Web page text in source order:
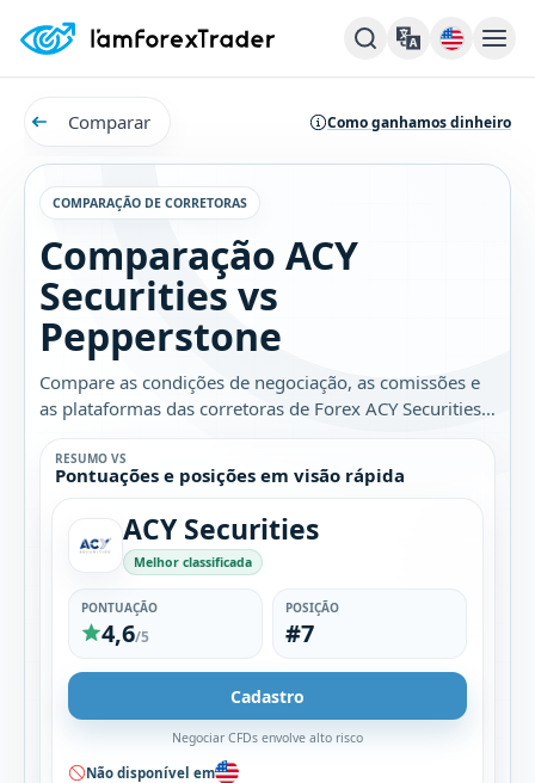
Comparar Como ganhamos dinheiro
COMPARAÇÃO DE CORRETORAS
Comparação ACY
Securities vs
Pepperstone
Compare as condições de negociação, as comissões e
as plataformas das corretoras de Forex ACY Securities e
Pepperstone. Descubra qual é a melhor opção para
você.
RESUMO VS
Pontuações e posições em visão rápida
ACY Securities
Melhor classificada
PONTUAÇÃO
4,6/5
POSIÇÃO
#7
Cadastro
Negociar CFDs envolve alto risco
Não disponível em